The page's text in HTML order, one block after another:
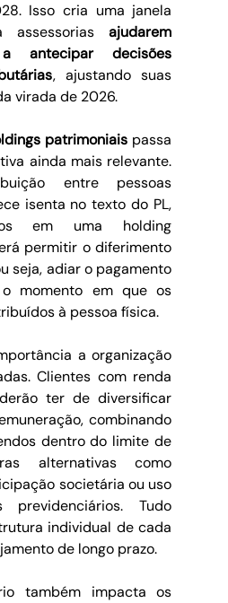
Isso cria uma janela
assessorias ajudarem
antecipar decisões
, ajustando suas
virada de 2026.
patrimoniais passa
ainda mais relevante.
entre pessoas
isenta no texto do PL,
em uma holding
permitir o diferimento
seja, adiar o pagamento
momento em que os
à pessoa física.
a organização
Clientes com renda
ter de diversificar
combinando
dentro do limite de
alternativas como
societária ou uso
previdenciários. Tudo
individual de cada
de longo prazo.
também impacta os